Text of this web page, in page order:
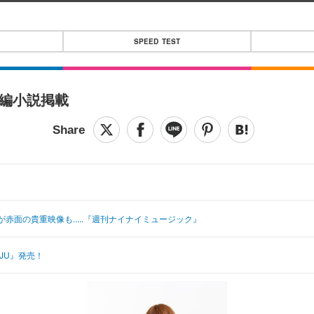
SPEED TEST
小説掲載
面の貴重映像も.....『週刊ナイナイミュージック』
』発売！